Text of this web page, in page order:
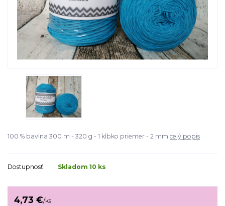
100 % bavlna 300 m - 320 g - 1 klbko priemer - 2 mm celý popis
Dostupnosť Skladom 10 ks
4,73 €/ks